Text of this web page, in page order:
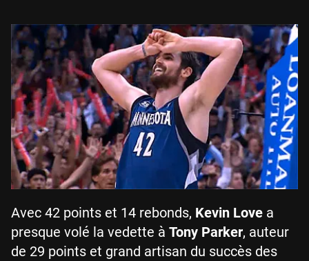
Avec 42 points et 14 rebonds, Kevin Love a
presque volé la vedette à Tony Parker, auteur
de 29 points et grand artisan du succès des